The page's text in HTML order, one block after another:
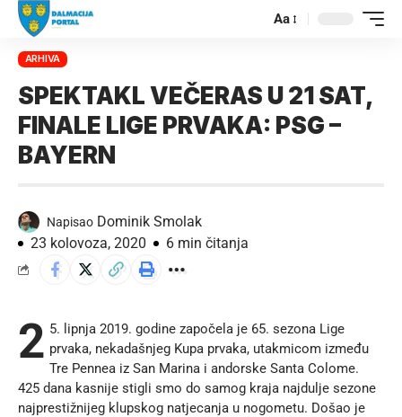
Aa
ARHIVA
SPEKTAKL VEČERAS U 21 SAT,
FINALE LIGE PRVAKA: PSG –
BAYERN
Napisao Dominik Smolak
23 kolovoza, 2020
6 min čitanja
2 5. lipnja 2019. godine započela je 65. sezona Lige
prvaka, nekadašnjeg Kupa prvaka, utakmicom između
Tre Pennea iz San Marina i andorske Santa Colome.
425 dana kasnije stigli smo do samog kraja najdulje sezone
najprestižnijeg klupskog natjecanja u nogometu. Došao je